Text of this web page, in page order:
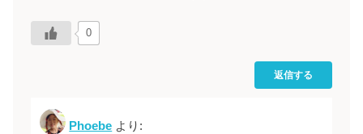
0
返信する
Phoebe より: